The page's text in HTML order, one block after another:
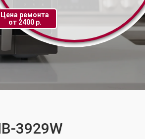
Цена ремонта
от 2400 р.
3929W